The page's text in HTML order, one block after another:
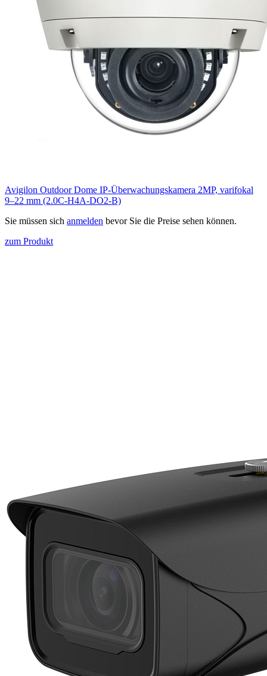
Avigilon Outdoor Dome IP-Überwachungskamera 2MP, varifokal
9–22 mm (2.0C-H4A-DO2-B)
Sie müssen sich anmelden bevor Sie die Preise sehen können.
zum Produkt